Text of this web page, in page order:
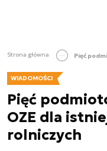
Strona główna
WIADOMOŚCI
Pięć
OZE dla
rolniczych